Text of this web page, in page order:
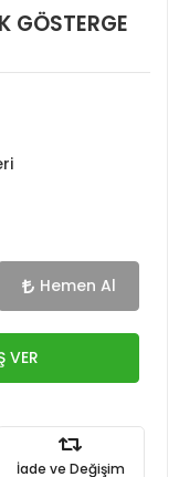
GÖSTERGE
Hemen Al
VER
İade ve Değişim